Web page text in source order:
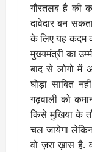
गौरतलब है की
दावेदार बन
के लिए यह कदम
मुख्यमंत्री का
बाद से लोगो में
घोड़ा साबित
गढ़वाली को
किसे मुखिया के
चल जायेगा
वो ज़रा ख़ास है.